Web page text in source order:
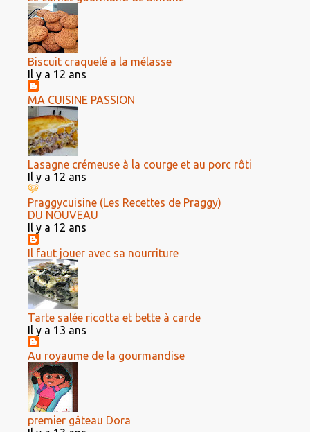
Biscuit craquelé a la mélasse
Il y a 12 ans
MA CUISINE PASSION
Lasagne crémeuse à la courge et au porc rôti
Il y a 12 ans
Praggycuisine (Les Recettes de Praggy)
DU NOUVEAU
Il y a 12 ans
Il faut jouer avec sa nourriture
Tarte salée ricotta et bette à carde
Il y a 13 ans
Au royaume de la gourmandise
premier gâteau Dora